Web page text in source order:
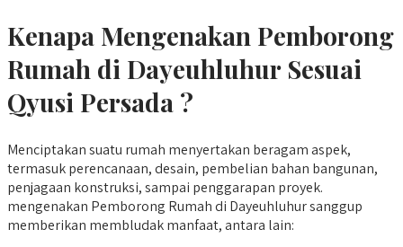
Kenapa Mengenakan Pemborong
Rumah di Dayeuhluhur Sesuai
Qyusi Persada ?
Menciptakan suatu rumah menyertakan beragam aspek,
termasuk perencanaan, desain, pembelian bahan bangunan,
penjagaan konstruksi, sampai penggarapan proyek.
mengenakan Pemborong Rumah di Dayeuhluhur sanggup
memberikan membludak manfaat, antara lain: